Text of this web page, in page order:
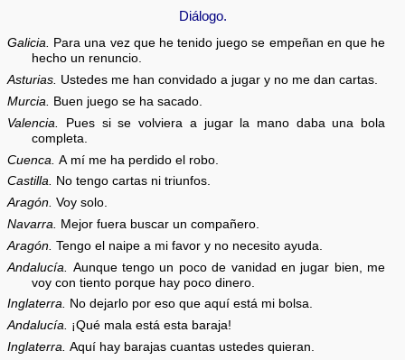
Diálogo.
Galicia. Para una vez que he tenido juego se empeñan en que he
hecho un renuncio.
Asturias. Ustedes me han convidado a jugar y no me dan cartas.
Murcia.
Buen juego se ha sacado.
Valencia.
Pues si se volviera a jugar la mano daba una bola
completa.
Cuenca. A mí me ha perdido el robo.
Castilla. No tengo cartas ni triunfos.
Aragón. Voy solo.
Navarra.
Mejor fuera buscar un compañero.
Aragón. Tengo el naipe a mi favor y no necesito ayuda.
Andalucía.
Aunque tengo un poco de vanidad en jugar bien, me
voy con tiento porque hay poco dinero.
Inglaterra. No dejarlo por eso que aquí está mi bolsa.
Andalucía. ¡Qué mala está esta baraja!
Inglaterra. Aquí hay barajas cuantas ustedes quieran.